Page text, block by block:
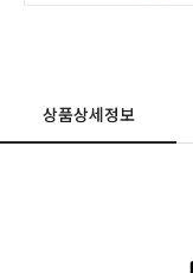
상품상세정보